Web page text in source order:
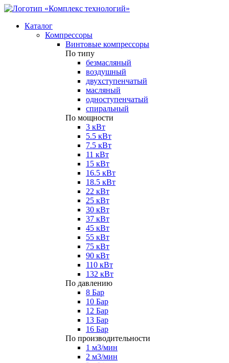
Каталог
Компрессоры
Винтовые компрессоры
По типу
безмасляный
воздушный
двухступенчатый
масляный
одноступенчатый
спиральный
По мощности
3 кВт
5.5 кВт
7.5 кВт
11 кВт
15 кВт
16.5 кВт
18.5 кВт
22 кВт
25 кВт
30 кВт
37 кВт
45 кВт
55 кВт
75 кВт
90 кВт
110 кВт
132 кВт
По давлению
8 Бар
10 Бар
12 Бар
13 Бар
16 Бар
По производительности
1 м3/мин
2 м3/мин